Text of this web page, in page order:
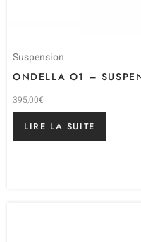
Suspension
ONDELLA O1 –
395,00€
LIRE LA SUITE